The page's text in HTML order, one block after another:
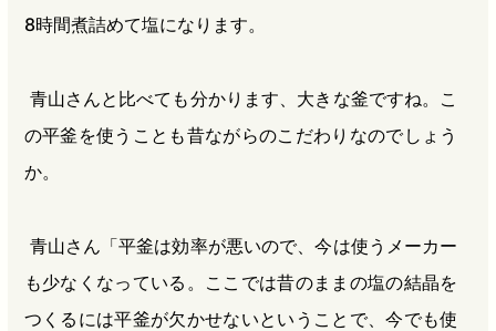
8時間煮詰めて塩になります。
青山さんと比べても分かります、大きな釜ですね。こ
の平釜を使うことも昔ながらのこだわりなのでしょう
か。
青山さん「平釜は効率が悪いので、今は使うメーカー
も少なくなっている。ここでは昔のままの塩の結晶を
つくるには平釜が欠かせないということで、今でも使